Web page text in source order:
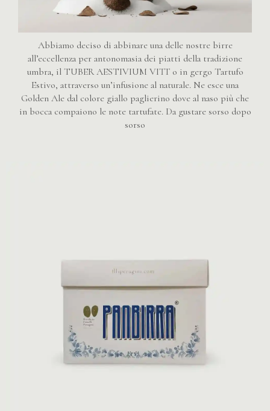
Abbiamo deciso di abbinare una delle nostre birre
all’eccellenza per antonomasia dei piatti della tradizione
umbra, il TUBER AESTIVIUM VITT o in gergo Tartufo
Estivo, attraverso un’infusione al naturale. Ne esce una
Golden Ale dal colore giallo paglierino dove al naso più che
in bocca compaiono le note tartufate. Da gustare sorso dopo
sorso